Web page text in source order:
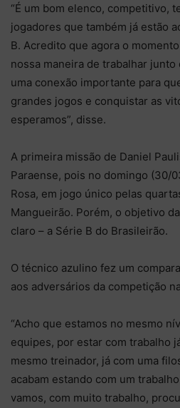
“É um bom elenco, competitivo,
jogadores que também já estão
B. Acredito que agora o
nossa maneira de trabalhar
uma conexão importante para
grandes jogos e conquistar as
esperamos”, disse.
A primeira missão de Daniel
Paraense, pois no domingo (30/
Rosa, em jogo único pelas
Mangueirão. Porém, o objetivo
claro – a Série B do Brasileirão.
O técnico azulino fez um
aos adversários da competição
“Acho que estamos no mesmo
equipes, por estar com trabalho
mesmo treinador, já com uma
acabam estando com um
vamos, com muito trabalho,